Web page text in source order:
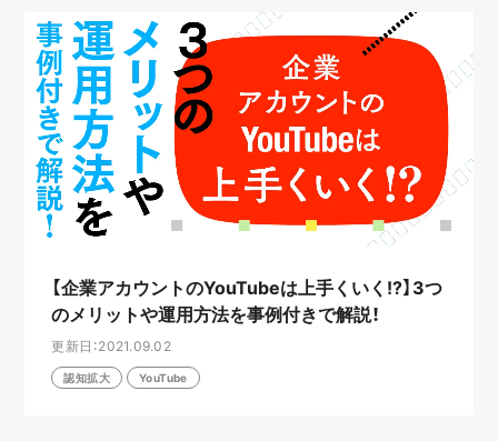
【企業アカウントのYouTubeは上手くいく!?】3つ
のメリットや運用方法を事例付きで解説！
更新日：2021.09.02
認知拡大 YouTube